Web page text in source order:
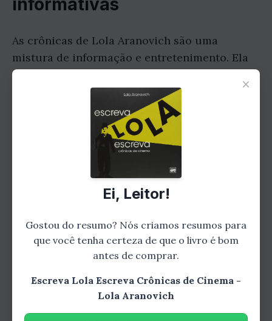
informativas
As crônicas de Lola Aranovich são uma
mistura de informação e entretenimento. Ela
consegue abordar temas complexos de forma
leve e descontraída, tornando a leitura
agradável para todos os públicos. Em seus
textos, Lola fala sobre a história do cinema,
analisa filmes, discute sobre a indústria
experiências pessoais.
×
Ei, Leitor!
Gostou do resumo? Nós criamos resumos para
que você tenha certeza de que o livro é bom
antes de comprar.
Escreva Lola Escreva Crônicas de Cinema -
Lola Aranovich